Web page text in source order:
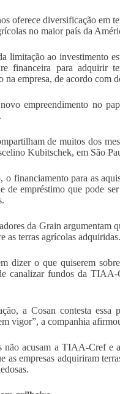
oferece diversificação em
no maior país da
limitação ao investimento
financeira para adquirir
na empresa, de acordo com
empreendimento no
de muitos dos
Kubitschek, em São
o financiamento para as
de empréstimo que pode
da Grain argumentam
as terras agrícolas adquiridas.
dizer o que quiserem
canalizar fundos da
a Cosan contesta essa
vigor”, a companhia
não acusam a TIAA-Cref e
as empresas adquiriram